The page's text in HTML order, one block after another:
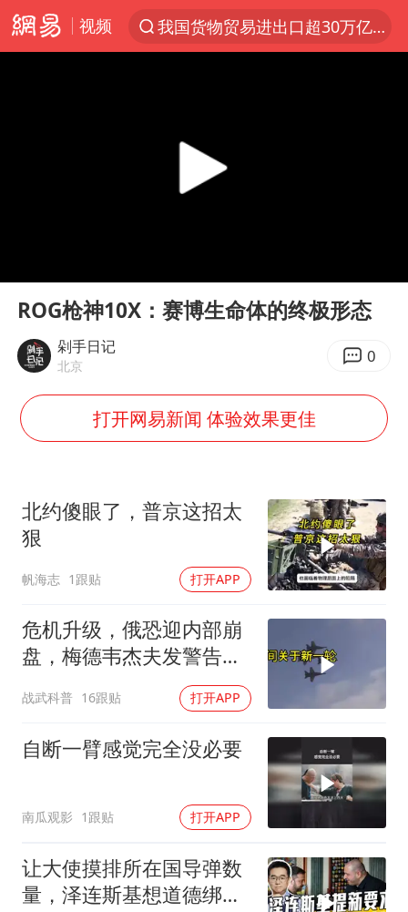
视频
我国货物贸易进出口超30万亿元
国防部回应日本试射“战斧”导弹
泰国校园枪击案死亡人数升至7人
宇树科技中一签需缴款7.54万元
国防部：中国军队坚决反制任何闹海挑衅图谋
台湾海峡南口北上船舶实施交通管制
“新疆阿勒泰八月能滑雪”不实
向鹏0-3不敌张本智和
江苏发布台风蓝色预警
东方之约 相约未来
Play
ROG枪神10X：赛博生命体的终极形态
剁手日记
北京 0
打开网易新闻 体验效果更佳
北约傻眼了，普京这招太
狠
帆海志 1跟贴 打开APP
危机升级，俄恐迎内部崩
盘，梅德韦杰夫发警告，
战武科普 16跟贴 打开APP
自断一臂感觉完全没必要
南瓜观影 1跟贴 打开APP
让大使摸排所在国导弹数
量，泽连斯基想道德绑架